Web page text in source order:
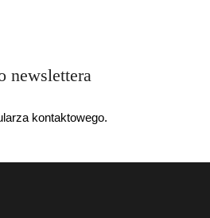
newslettera
kontaktowego.